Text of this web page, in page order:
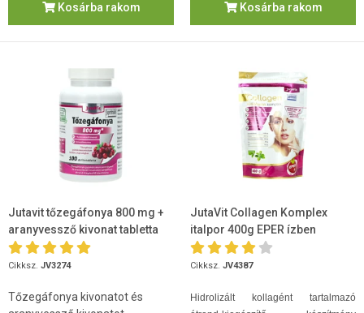
Kosárba rakom Kosárba rakom
Jutavit tőzegáfonya 800 mg +
aranyvessző kivonat tabletta
100db
Cikksz. JV3274
Tőzegáfonya kivonatot és
JutaVit Collagen Komplex
italpor 400g EPER ízben
Cikksz. JV4387
Hidrolizált kollagént tartalmazó